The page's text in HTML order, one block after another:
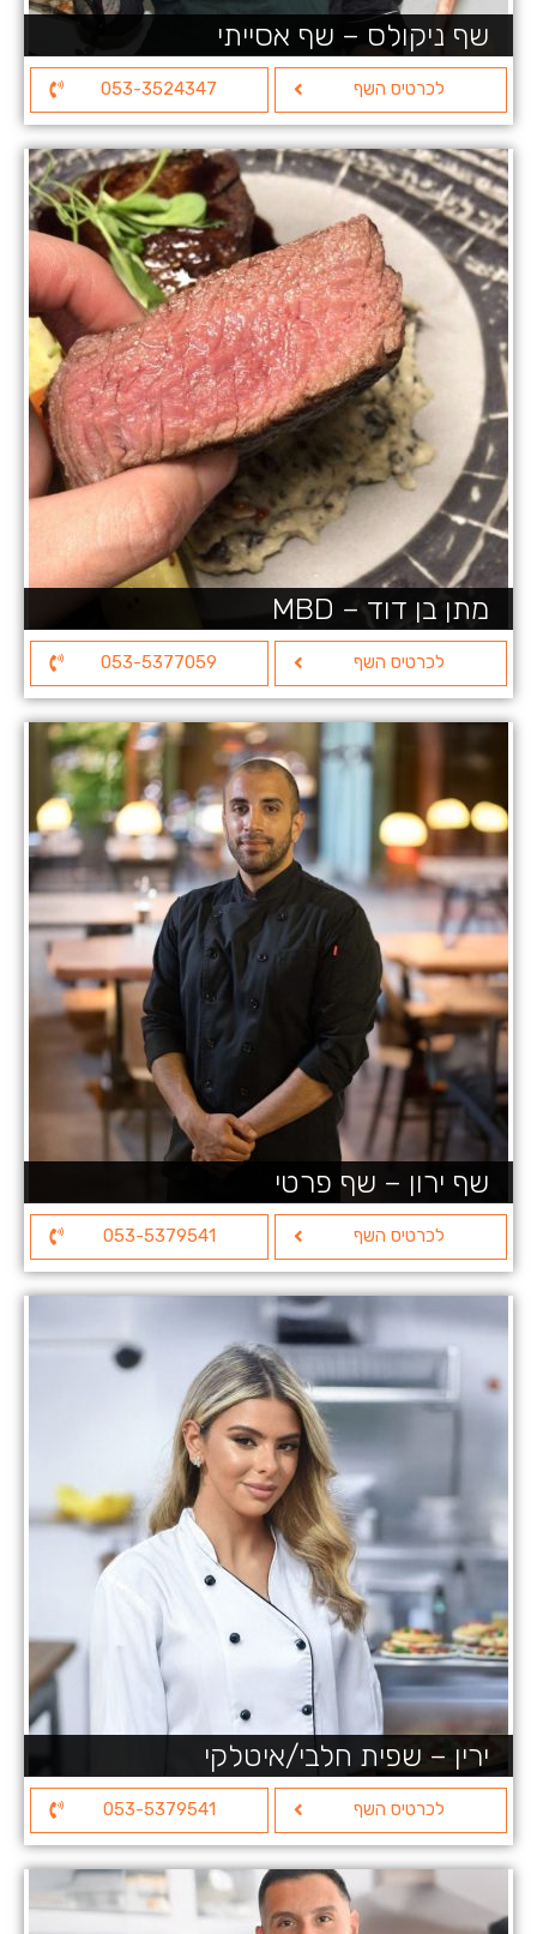
שף ניקולס – שף אסייתי
לכרטיס השף 053-3524347
מתן בן דוד – MBD
לכרטיס השף 053-5377059
שף ירון – שף פרטי
לכרטיס השף 053-5379541
ירין – שפית חלבי/איטלקי
לכרטיס השף 053-5379541